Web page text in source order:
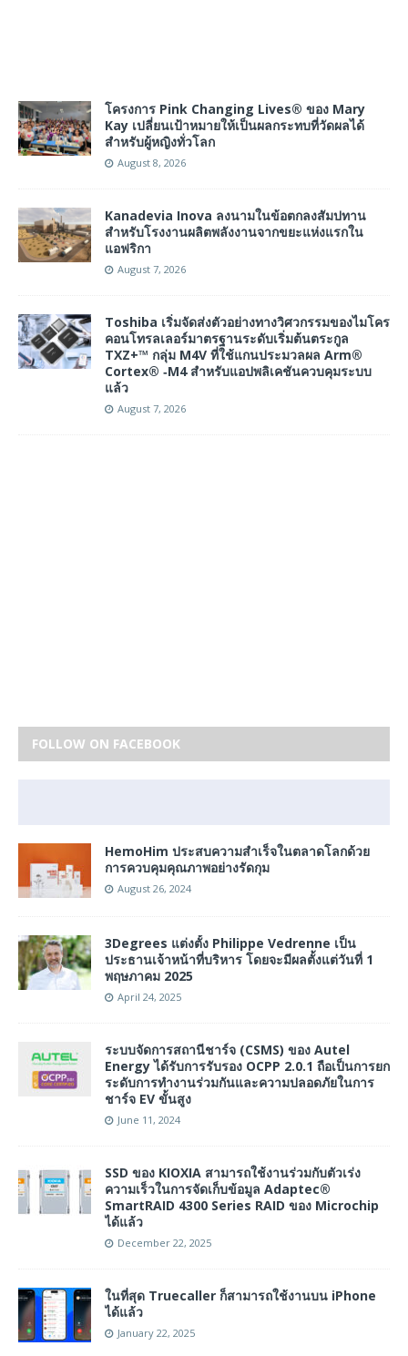
โครงการ Pink Changing Lives® ของ Mary
Kay เปลี่ยนเป้าหมายให้เป็นผลกระทบที่วัดผลได้
สำหรับผู้หญิงทั่วโลก
August 8, 2026
Kanadevia Inova ลงนามในข้อตกลงสัมปทาน
สำหรับโรงงานผลิตพลังงานจากขยะแห่งแรกใน
แอฟริกา
August 7, 2026
Toshiba เริ่มจัดส่งตัวอย่างทางวิศวกรรมของไมโคร
คอนโทรลเลอร์มาตรฐานระดับเริ่มต้นตระกูล
TXZ+™ กลุ่ม M4V ที่ใช้แกนประมวลผล Arm®
Cortex® ‑M4 สำหรับแอปพลิเคชันควบคุมระบบ
แล้ว
August 7, 2026
FOLLOW ON FACEBOOK
HemoHim ประสบความสำเร็จในตลาดโลกด้วย
การควบคุมคุณภาพอย่างรัดกุม
August 26, 2024
3Degrees แต่งตั้ง Philippe Vedrenne เป็น
ประธานเจ้าหน้าที่บริหาร โดยจะมีผลตั้งแต่วันที่ 1
พฤษภาคม 2025
April 24, 2025
ระบบจัดการสถานีชาร์จ (CSMS) ของ Autel
Energy ได้รับการรับรอง OCPP 2.0.1 ถือเป็นการยก
ระดับการทำงานร่วมกันและความปลอดภัยในการ
ชาร์จ EV ขั้นสูง
June 11, 2024
SSD ของ KIOXIA สามารถใช้งานร่วมกับตัวเร่ง
ความเร็วในการจัดเก็บข้อมูล Adaptec®
SmartRAID 4300 Series RAID ของ Microchip
ได้แล้ว
December 22, 2025
ในที่สุด Truecaller ก็สามารถใช้งานบน iPhone
ได้แล้ว
January 22, 2025